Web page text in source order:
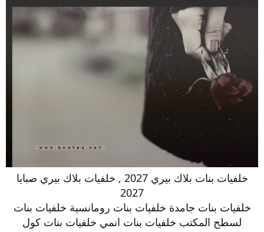
خلفيات بنات بلاك بيري 2027 , خلفيات بلاك بيري صبايا
2027
خلفيات بنات جامدة خلفيات بنات رومانسية خلفيات بنات
لسطح المكتب خلفيات بنات انمي خلفيات بنات كول